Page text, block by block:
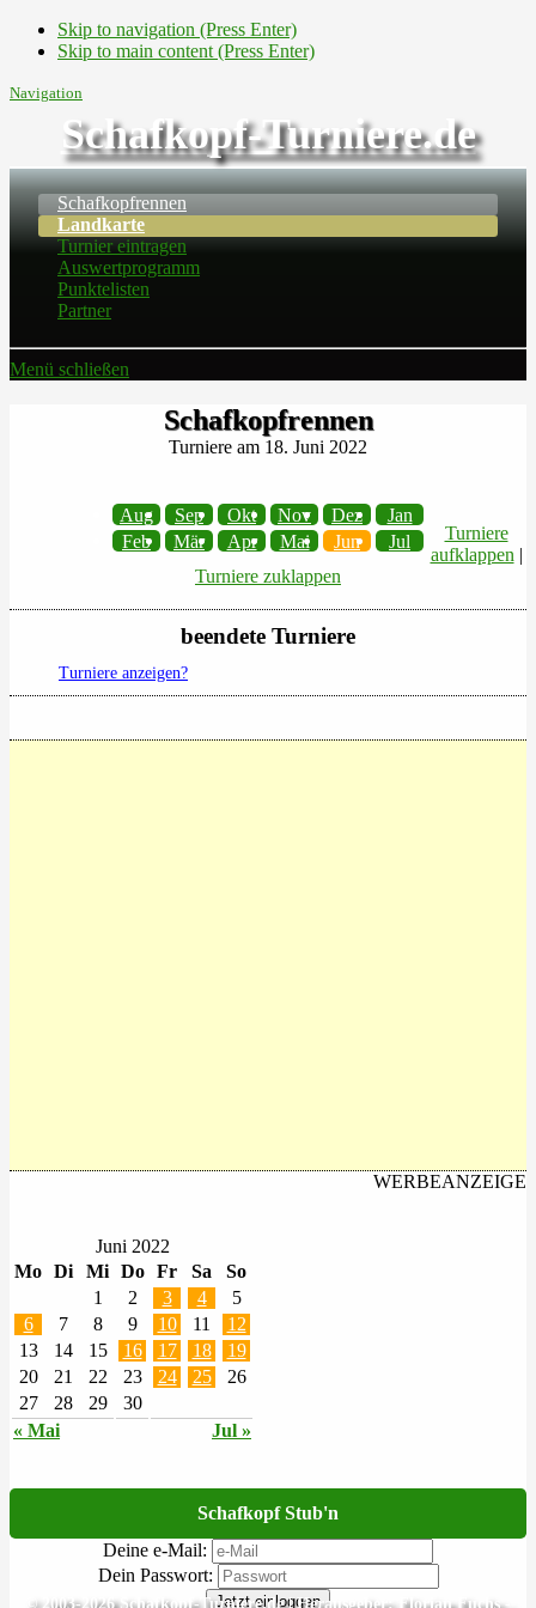
Skip to navigation (Press Enter)
Skip to main content (Press Enter)
Navigation
Schafkopf-Turniere.de
Schafkopfrennen
Landkarte
Turnier eintragen
Auswertprogramm
Punktelisten
Partner
Menü schließen
Schafkopfrennen
Turniere am 18. Juni 2022
Aug Sep Okt Nov Dez
Jan
Feb
Mär Apr Mai Jun Jul
Turniere
aufklappen |
Turniere zuklappen
beendete Turniere
Turniere anzeigen?
WERBEANZEIGE
Juni 2022
Mo Di Mi Do Fr Sa So
« Mai Jul »
1 2 3 4
5
6
7 8 9 10 11
12
13
14 15 16 17 18
19
20
21 22 23 24 25
26
27
28 29 30
Schafkopf Stub'n
Deine e-Mail:
Dein Passwort:
Jetzt einloggen
© 2003-2026 Schafkopf-Turniere.de | Herausgeber: Florian Fuchs -